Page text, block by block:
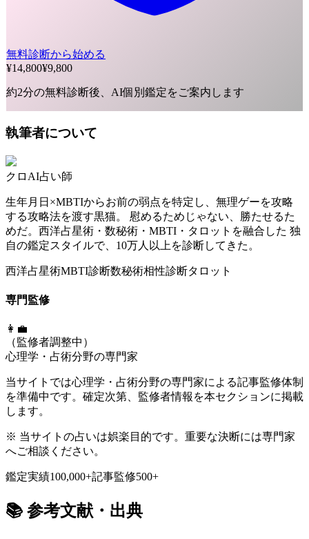
無料診断から始める
¥14,800¥9,800
約2分の無料診断後、AI個別鑑定をご案内します
執筆者について
クロ AI占い師
生年月日×MBTIからお前の弱点を特定し、無理ゲーを攻略
する攻略法を渡す黒猫。 慰めるためじゃない、勝たせるた
めだ。西洋占星術・数秘術・MBTI・タロットを融合した 独
自の鑑定スタイルで、10万人以上を診断してきた。
西洋占星術MBTI診断数秘術相性診断タロット
専門監修
👩‍💼
（監修者調整中）
心理学・占術分野の専門家
当サイトでは心理学・占術分野の専門家による記事監修体制
を準備中です。確定次第、監修者情報を本セクションに掲載
します。
※ 当サイトの占いは娯楽目的です。重要な決断には専門家
へご相談ください。
鑑定実績100,000+記事監修500+
📚 参考文献・出典